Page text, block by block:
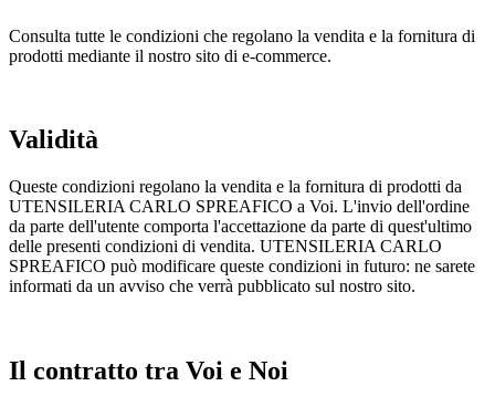
Consulta tutte le condizioni che regolano la vendita e la fornitura di
prodotti mediante il nostro sito di e-commerce.
Validità
Queste condizioni regolano la vendita e la fornitura di prodotti da
UTENSILERIA CARLO SPREAFICO a Voi. L'invio dell'ordine
da parte dell'utente comporta l'accettazione da parte di quest'ultimo
delle presenti condizioni di vendita. UTENSILERIA CARLO
SPREAFICO può modificare queste condizioni in futuro: ne sarete
informati da un avviso che verrà pubblicato sul nostro sito.
Il contratto tra Voi e Noi